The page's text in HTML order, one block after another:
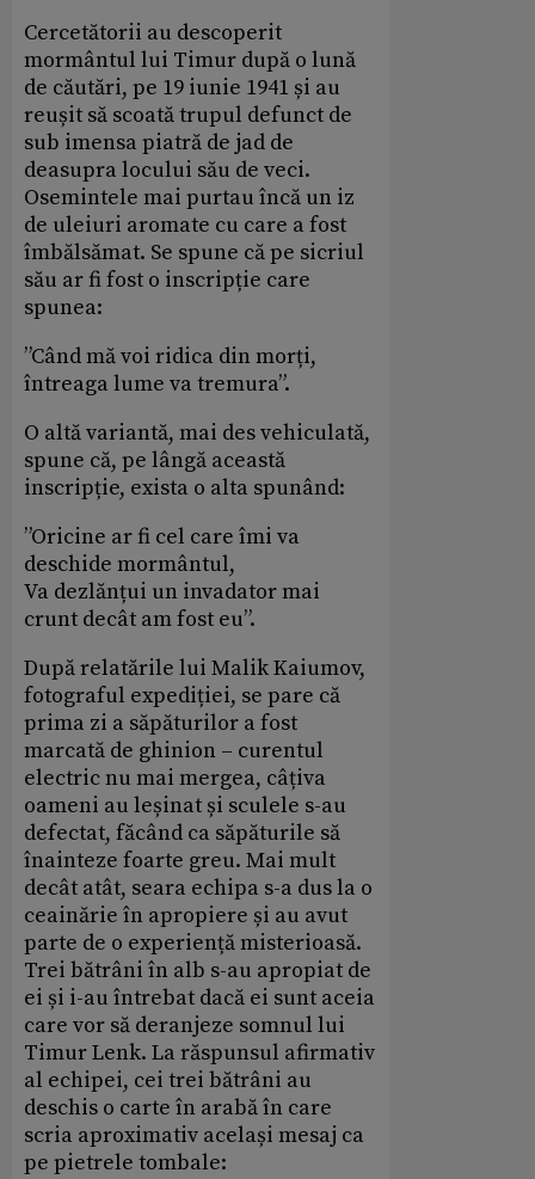
Cercetătorii au descoperit
mormântul lui Timur după o lună
de căutări, pe 19 iunie 1941 și au
reușit să scoată trupul defunct de
sub imensa piatră de jad de
deasupra locului său de veci.
Osemintele mai purtau încă un iz
de uleiuri aromate cu care a fost
îmbălsămat. Se spune că pe sicriul
său ar fi fost o inscripție care
spunea:
”Când mă voi ridica din morți,
întreaga lume va tremura”.
O altă variantă, mai des vehiculată,
spune că, pe lângă această
inscripție, exista o alta spunând:
”Oricine ar fi cel care îmi va
deschide mormântul,
Va dezlănțui un invadator mai
crunt decât am fost eu”.
După relatările lui Malik Kaiumov,
fotograful expediției, se pare că
prima zi a săpăturilor a fost
marcată de ghinion – curentul
electric nu mai mergea, câțiva
oameni au leșinat și sculele s-au
defectat, făcând ca săpăturile să
înainteze foarte greu. Mai mult
decât atât, seara echipa s-a dus la o
ceainărie în apropiere și au avut
parte de o experiență misterioasă.
Trei bătrâni în alb s-au apropiat de
ei și i-au întrebat dacă ei sunt aceia
care vor să deranjeze somnul lui
Timur Lenk. La răspunsul afirmativ
al echipei, cei trei bătrâni au
deschis o carte în arabă în care
scria aproximativ același mesaj ca
pe pietrele tombale: